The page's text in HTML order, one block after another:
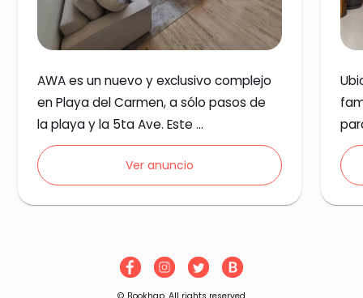
AWA es un nuevo y exclusivo complejo
en Playa del Carmen, a sólo pasos de
la playa y la 5ta Ave. Este
departamento de lujo es nuevo y de
doble altura.
Ver anuncio